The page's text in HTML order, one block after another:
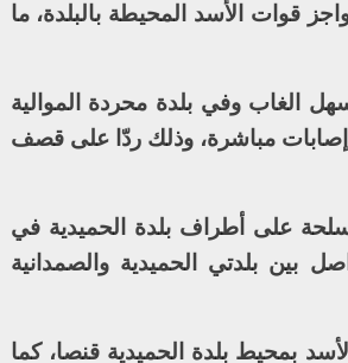
قوات الأسد المحيطة بالبلدة، ما
الغاب وفي بلدة محردة الموالية
إصابات مباشرة، وذلك ردّا على قصف
على أطراف بلدة الحميدية في
بين بلدتي الحميدية والصمدانية
بمحيط بلدة الحميدية قنصا، كما